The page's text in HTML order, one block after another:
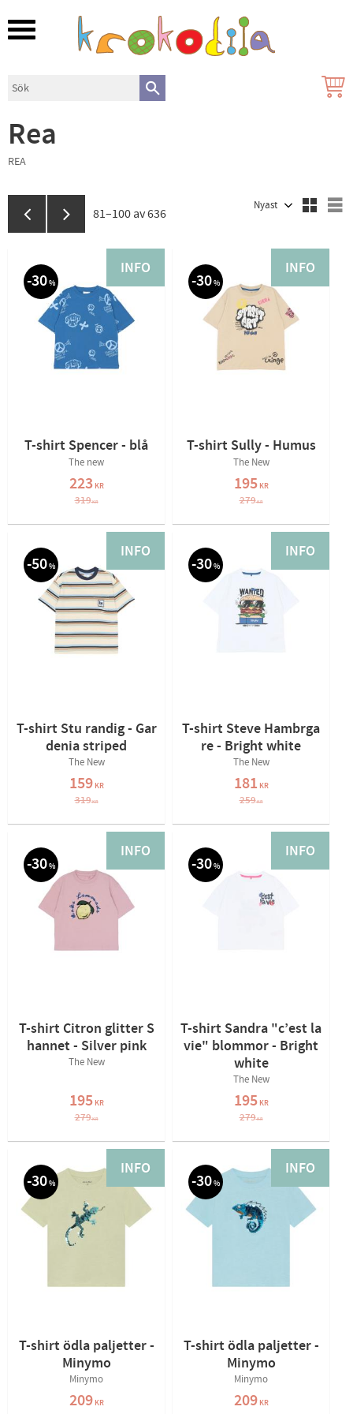
Meny
Rea
REA
81–100 av636
T-shirt Spencer - blå
The new
223KR
319KR
30%
INFO
T-shirt Sully - Humus
The New
195KR
279KR
30%
INFO
T-shirt Stu randig - Gar
denia striped
The New
159KR
319KR
50%
INFO
T-shirt Steve Hambrga
re - Bright white
The New
181 KR
259KR
30%
INFO
T-shirt Citron glitter S
hannet - Silver pink
The New
195KR
279KR
30%
INFO
T-shirt Sandra "c’est la
vie" blommor - Bright
white
The New
195KR
279KR
30%
INFO
T-shirt ödla paljetter -
Minymo
Minymo
209KR
30%
INFO
T-shirt ödla paljetter -
Minymo
Minymo
209KR
30%
INFO